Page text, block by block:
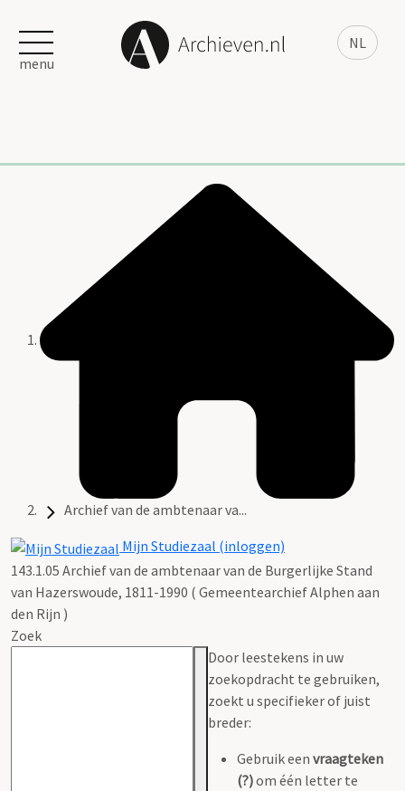
NL
menu
Archief van de ambtenaar va...
Mijn Studiezaal (inloggen)
143.1.05 Archief van de ambtenaar van de Burgerlijke Stand
van Hazerswoude, 1811-1990 ( Gemeentearchief Alphen aan
den Rijn )
Zoek
Door leestekens in uw
zoekopdracht te gebruiken,
zoekt u specifieker of juist
breder:
Gebruik een vraagteken
(?)om één letter te